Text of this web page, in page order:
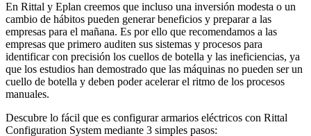
En Rittal y Eplan creemos que incluso una inversión modesta o un
cambio de hábitos pueden generar beneficios y preparar a las
empresas para el mañana. Es por ello que recomendamos a las
empresas que primero auditen sus sistemas y procesos para
identificar con precisión los cuellos de botella y las ineficiencias, ya
que los estudios han demostrado que las máquinas no pueden ser un
cuello de botella y deben poder acelerar el ritmo de los procesos
manuales.
Descubre lo fácil que es configurar armarios eléctricos con Rittal
Configuration System mediante 3 simples pasos: